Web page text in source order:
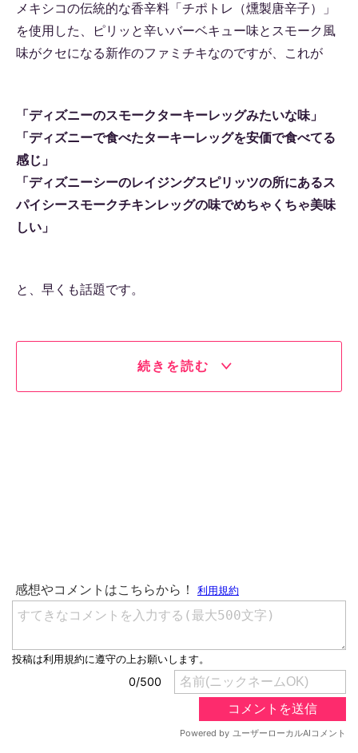
メキシコの伝統的な香辛料「チポトレ（燻製唐辛子）」
を使用した、ピリッと辛いバーベキュー味とスモーク風
味がクセになる新作のファミチキなのですが、これが
「ディズニーのスモークターキーレッグみたいな味」
「ディズニーで食べたターキーレッグを安価で食べてる
感じ」
「ディズニーシーのレイジングスピリッツの所にあるス
パイシースモークチキンレッグの味でめちゃくちゃ美味
しい」
と、早くも話題です。
続きを読む